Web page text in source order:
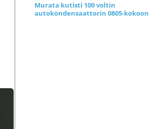
Murata kutisti 100 voltin
autokondensaattorin 0805-kokoon